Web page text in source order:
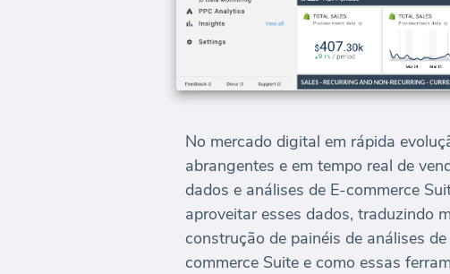
No mercado digital em rápida
abrangentes e em tempo real de
dados e análises de E-commerce
aproveitar esses dados, traduzindo
construção de painéis de análises
commerce Suite e como essas